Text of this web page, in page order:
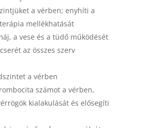
a vérben; enyhíti a
mellékhatását
a vese és a tüdő működését
az összes szerv
a vérben
számot a vérben,
kialakulását és elősegíti